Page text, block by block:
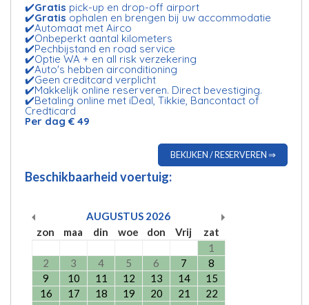
✔️Gratis pick-up en drop-off airport
✔️Gratis ophalen en brengen bij uw accommodatie
✔️Automaat met Airco
✔️Onbeperkt aantal kilometers
✔️Pechbijstand en road service
✔️Optie WA + en all risk verzekering
✔️Auto's hebben airconditioning
✔️Geen creditcard verplicht
✔️Makkelijk online reserveren. Direct bevestiging.
✔️Betaling online met iDeal, Tikkie, Bancontact of
Credticard
Per dag € 49
BEKIJKEN / RESERVEREN ⇒
Beschikbaarheid voertuig:
AUGUSTUS 2026
zon
maa din woe don Vrij
zat
1
2
3 4 5 6 7
8
9
10 11 12 13 14
15
16
17 18 19 20 21
22